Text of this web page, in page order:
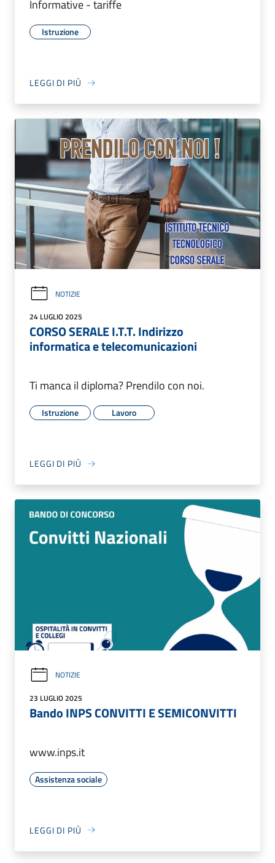
Informative - tariffe
Istruzione
LEGGI DI PIÙ
NOTIZIE
24 LUGLIO 2025
CORSO SERALE I.T.T. Indirizzo
informatica e telecomunicazioni
Ti manca il diploma? Prendilo con noi.
Istruzione Lavoro
LEGGI DI PIÙ
NOTIZIE
23 LUGLIO 2025
Bando INPS CONVITTI E SEMICONVITTI
www.inps.it
Assistenza sociale
LEGGI DI PIÙ